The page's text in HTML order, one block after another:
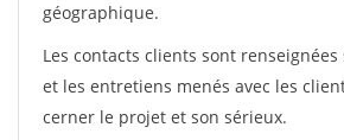
géographique.
Les contacts clients sont
et les entretiens menés avec les
cerner le projet et son sérieux.